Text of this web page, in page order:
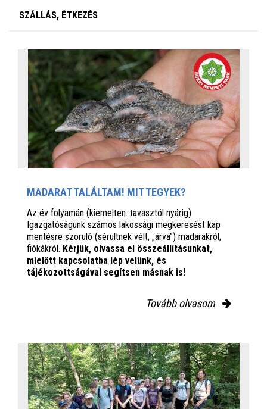
SZÁLLÁS, ÉTKEZÉS
MADARAT TALÁLTAM! MIT TEGYEK?
Az év folyamán (kiemelten: tavasztól nyárig)
Igazgatóságunk számos lakossági megkeresést kap
mentésre szoruló (sérültnek vélt, „árva”) madarakról,
fiókákról. Kérjük, olvassa el összeállításunkat,
mielőtt kapcsolatba lép velünk, és
tájékozottságával segítsen másnak is!
Tovább olvasom